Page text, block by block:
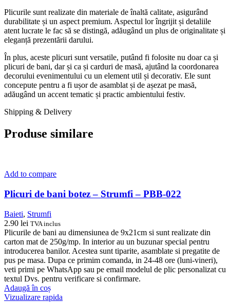
Plicurile sunt realizate din materiale de înaltă calitate, asigurând
durabilitate și un aspect premium. Aspectul lor îngrijit și detaliile
atent lucrate le fac să se distingă, adăugând un plus de originalitate și
eleganță prezentării darului.
În plus, aceste plicuri sunt versatile, putând fi folosite nu doar ca și
plicuri de bani, dar și ca și carduri de masă, ajutând la coordonarea
decorului evenimentului cu un element util și decorativ. Ele sunt
concepute pentru a fi ușor de asamblat și de așezat pe masă,
adăugând un accent tematic și practic ambientului festiv.
Shipping & Delivery
Produse similare
Add to compare
Plicuri de bani botez – Strumfi – PBB-022
Baieti, Strumfi
2.90 lei TVA inclus
Plicurile de bani au dimensiunea de 9x21cm si sunt realizate din
carton mat de 250g/mp. In interior au un buzunar special pentru
introducerea banilor. Acestea sunt tiparite, asamblate si pregatite de
pus pe masa. Dupa ce primim comanda, in 24-48 ore (luni-vineri),
veti primi pe WhatsApp sau pe email modelul de plic personalizat cu
textul Dvs. pentru verificare si confirmare.
Adaugă în coș
Vizualizare rapida